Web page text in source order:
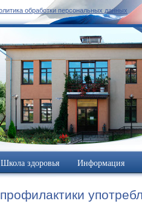
обработки персональных данных
Школа здоровья Информация